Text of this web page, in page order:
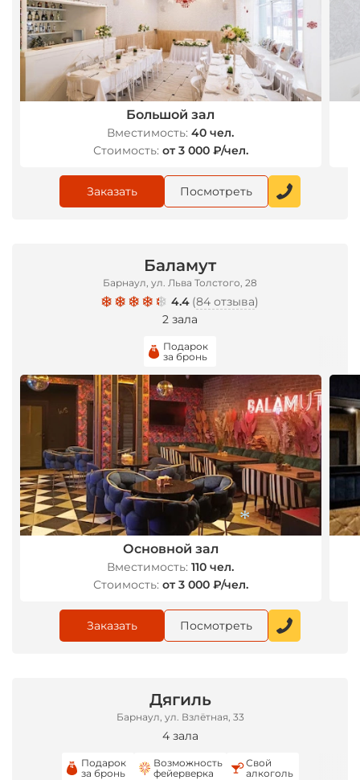
Большой зал
Вместимость: 40 чел.
Стоимость: от 3 000 ₽/чел.
Заказать Посмотреть
Баламут
Барнаул, ул. Льва Толстого, 28
4.4 (84 отзыва)
2 зала
Подарок
за бронь
Основной зал
Вместимость: 110 чел.
Стоимость: от 3 000 ₽/чел.
Заказать Посмотреть
Дягиль
Барнаул, ул. Взлётная, 33
4 зала
Подарок
за бронь
Возможность
фейерверка
Свой
алкоголь
*
*